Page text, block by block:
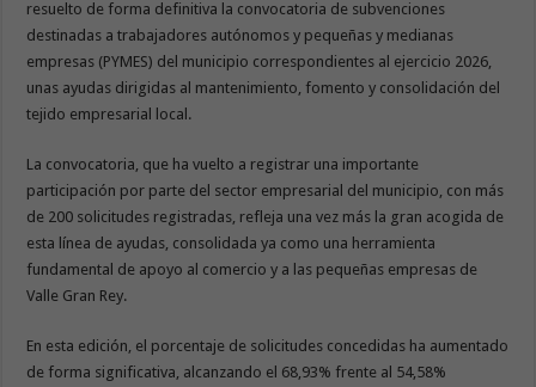
resuelto de forma definitiva la convocatoria de subvenciones
destinadas a trabajadores autónomos y pequeñas y medianas
empresas (PYMES) del municipio correspondientes al ejercicio 2026,
unas ayudas dirigidas al mantenimiento, fomento y consolidación del
tejido empresarial local.
La convocatoria, que ha vuelto a registrar una importante
participación por parte del sector empresarial del municipio, con más
de 200 solicitudes registradas, refleja una vez más la gran acogida de
esta línea de ayudas, consolidada ya como una herramienta
fundamental de apoyo al comercio y a las pequeñas empresas de
Valle Gran Rey.
En esta edición, el porcentaje de solicitudes concedidas ha aumentado
de forma significativa, alcanzando el 68,93% frente al 54,58%